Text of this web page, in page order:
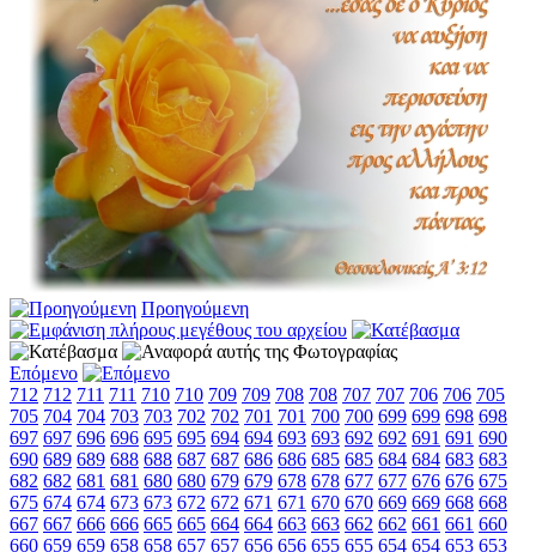
Προηγούμενη
Επόμενο
712 712 711 711 710 710 709 709 708 708 707 707 706 706 705
705 704 704 703 703 702 702 701 701 700 700 699 699 698 698
697 697 696 696 695 695 694 694 693 693 692 692 691 691 690
690 689 689 688 688 687 687 686 686 685 685 684 684 683 683
682 682 681 681 680 680 679 679 678 678 677 677 676 676 675
675 674 674 673 673 672 672 671 671 670 670 669 669 668 668
667 667 666 666 665 665 664 664 663 663 662 662 661 661 660
660 659 659 658 658 657 657 656 656 655 655 654 654 653 653